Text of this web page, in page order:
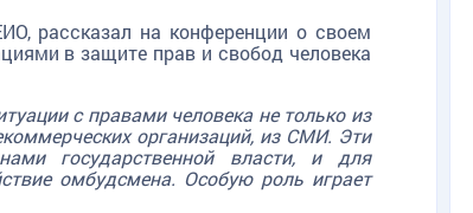
рассказал на конференции о своем
в защите прав и свобод человека
с правами человека не только из
организаций, из СМИ. Эти
государственной власти, и для
омбудсмена. Особую роль играет